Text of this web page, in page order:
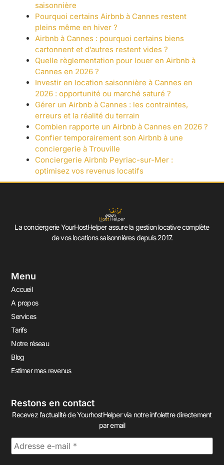
saisonnière
Pourquoi certains Airbnb à Cannes restent
pleins même en hiver ?
Airbnb à Cannes : pourquoi certains biens
cartonnent et d’autres restent vides ?
Quelle règlementation pour louer en Airbnb à
Cannes en 2026 ?
Investir en location saisonnière à Cannes en
2026 : opportunité ou marché saturé ?
Gérer un Airbnb à Cannes : les contraintes,
erreurs et la réalité du terrain
Combien rapporte un Airbnb à Cannes en 2026 ?
Confier temporairement son Airbnb à une
conciergerie à Trouville
Conciergerie Airbnb Peyriac-sur-Mer :
optimisez vos revenus locatifs
La conciergerie YourHostHelper assure la gestion locative complète
de vos locations saisonnières depuis 2017.
Menu
Accueil
A propos
Services
Tarifs
Notre réseau
Blog
Estimer mes revenus
Restons en contact
Recevez l’actualité de YourhostHelper via notre infolettre directement
par email